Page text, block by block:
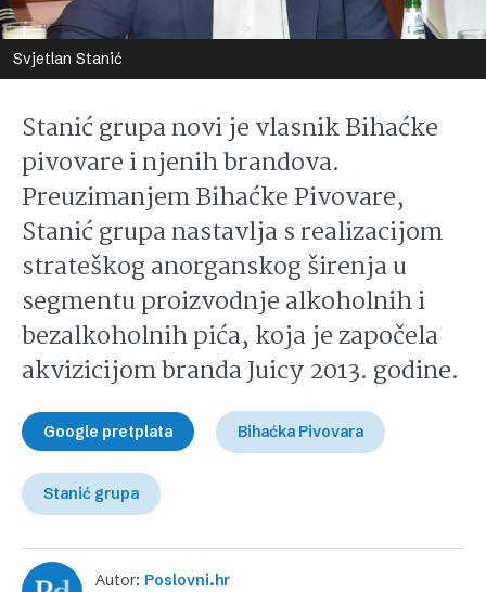
Svjetlan Stanić
Stanić grupa novi je vlasnik Bihaćke
pivovare i njenih brandova.
Preuzimanjem Bihaćke Pivovare,
Stanić grupa nastavlja s realizacijom
strateškog anorganskog širenja u
segmentu proizvodnje alkoholnih i
bezalkoholnih pića, koja je započela
akvizicijom branda Juicy 2013. godine.
Google pretplata Bihaćka Pivovara
Stanić grupa
Autor: Poslovni.hr